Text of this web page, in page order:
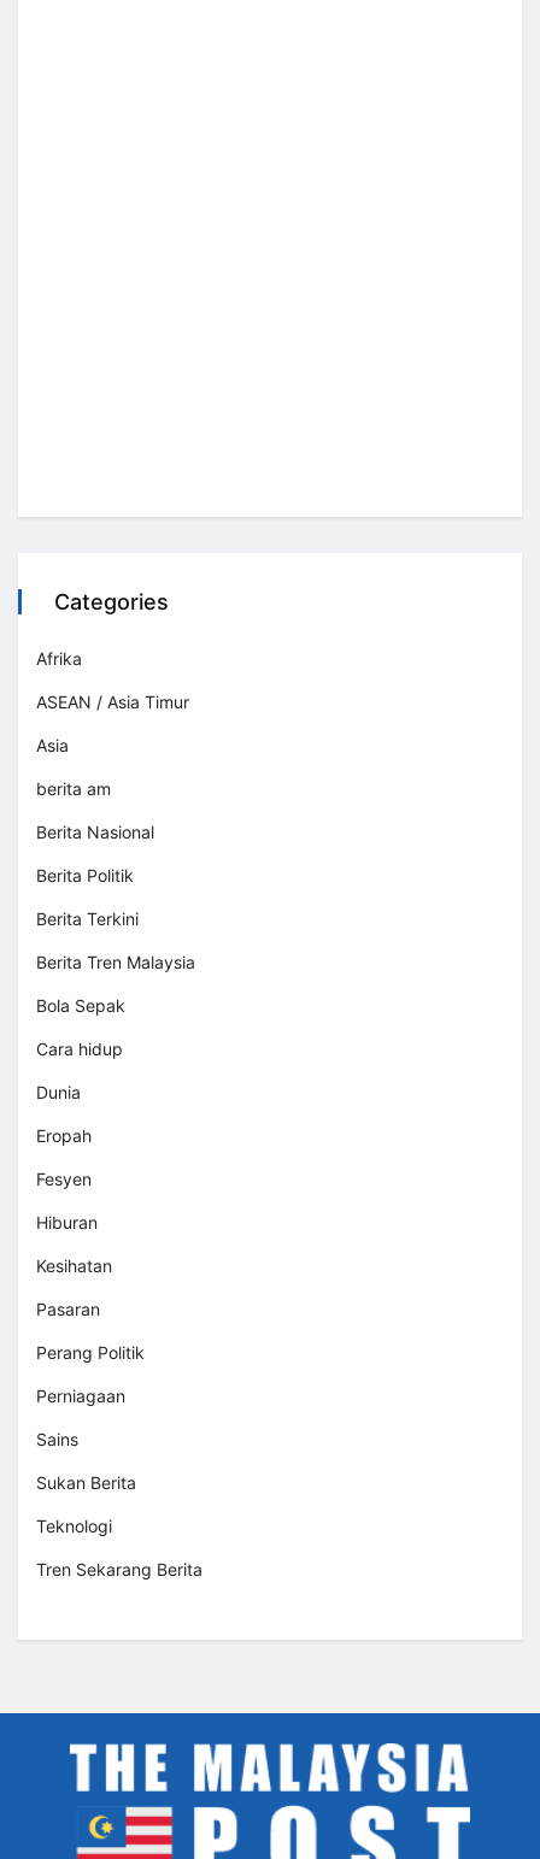
Categories
Afrika
ASEAN / Asia Timur
Asia
berita am
Berita Nasional
Berita Politik
Berita Terkini
Berita Tren Malaysia
Bola Sepak
Cara hidup
Dunia
Eropah
Fesyen
Hiburan
Kesihatan
Pasaran
Perang Politik
Perniagaan
Sains
Sukan Berita
Teknologi
Tren Sekarang Berita